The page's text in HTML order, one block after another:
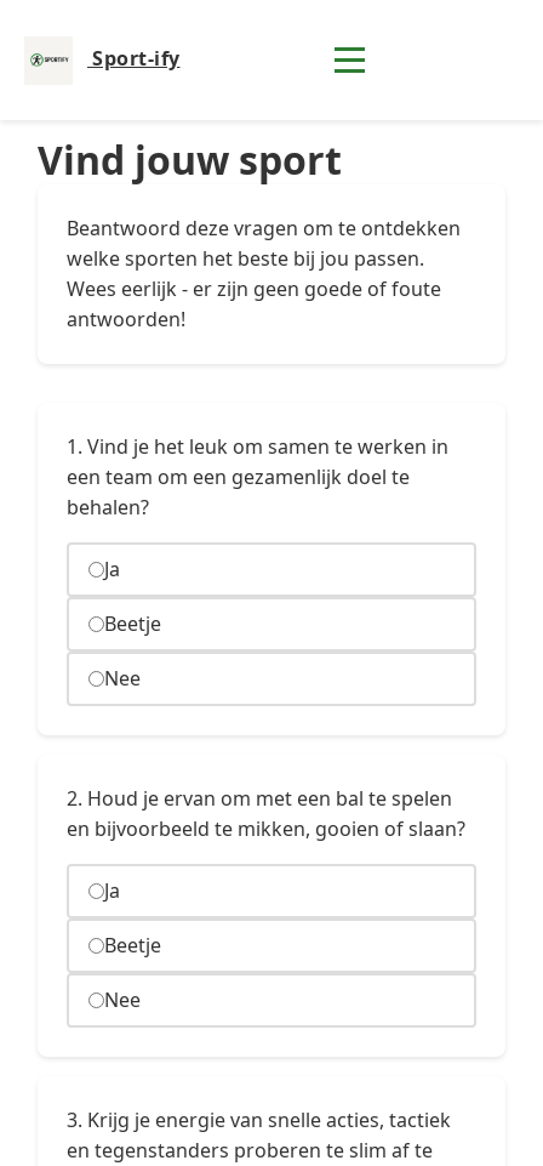
Sport-ify
Vind jouw sport
Beantwoord deze vragen om te ontdekken
welke sporten het beste bij jou passen.
Wees eerlijk - er zijn geen goede of foute
antwoorden!
1. Vind je het leuk om samen te werken in
een team om een gezamenlijk doel te
behalen?
Ja
Beetje
Nee
2. Houd je ervan om met een bal te spelen
en bijvoorbeeld te mikken, gooien of slaan?
Ja
Beetje
Nee
3. Krijg je energie van snelle acties, tactiek
en tegenstanders proberen te slim af te